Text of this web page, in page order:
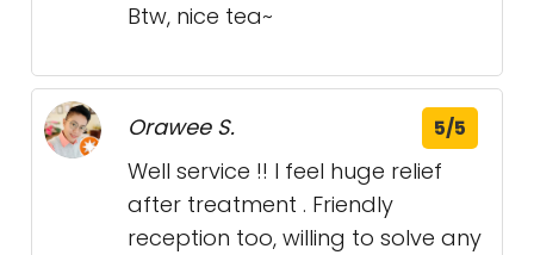
Btw, nice tea~
Orawee S. 5/5
Well service !! I feel huge relief
after treatment . Friendly
reception too, willing to solve any